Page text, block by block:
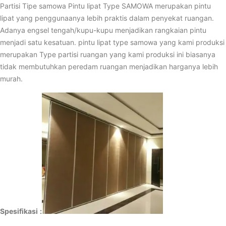
Partisi Tipe samowa Pintu lipat Type SAMOWA merupakan pintu
lipat yang penggunaanya lebih praktis dalam penyekat ruangan.
Adanya engsel tengah/kupu-kupu menjadikan rangkaian pintu
menjadi satu kesatuan. pintu lipat type samowa yang kami produksi
merupakan Type partisi ruangan yang kami produksi ini biasanya
tidak membutuhkan peredam ruangan menjadikan harganya lebih
murah.
Spesifikasi :